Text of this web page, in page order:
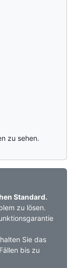
zu sehen.
Standard.
zu lösen.
Sie das
bis zu